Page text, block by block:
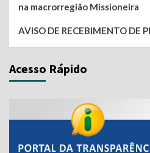
na macrorregião Missioneira
AVISO DE RECEBIMENTO DE
Acesso Rápido